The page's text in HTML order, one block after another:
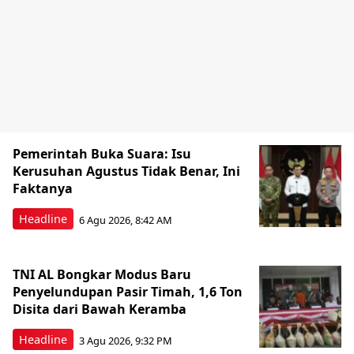
Headline
Pemerintah Buka Suara: Isu
Kerusuhan Agustus Tidak Benar, Ini
Faktanya
6 Agu 2026, 8:42 AM
Headline
TNI AL Bongkar Modus Baru
Penyelundupan Pasir Timah, 1,6 Ton
Disita dari Bawah Keramba
3 Agu 2026, 9:32 PM